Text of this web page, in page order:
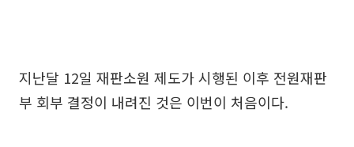
지난달 12일 재판소원 제도가 시행된 이후 전원재판
부 회부 결정이 내려진 것은 이번이 처음이다.